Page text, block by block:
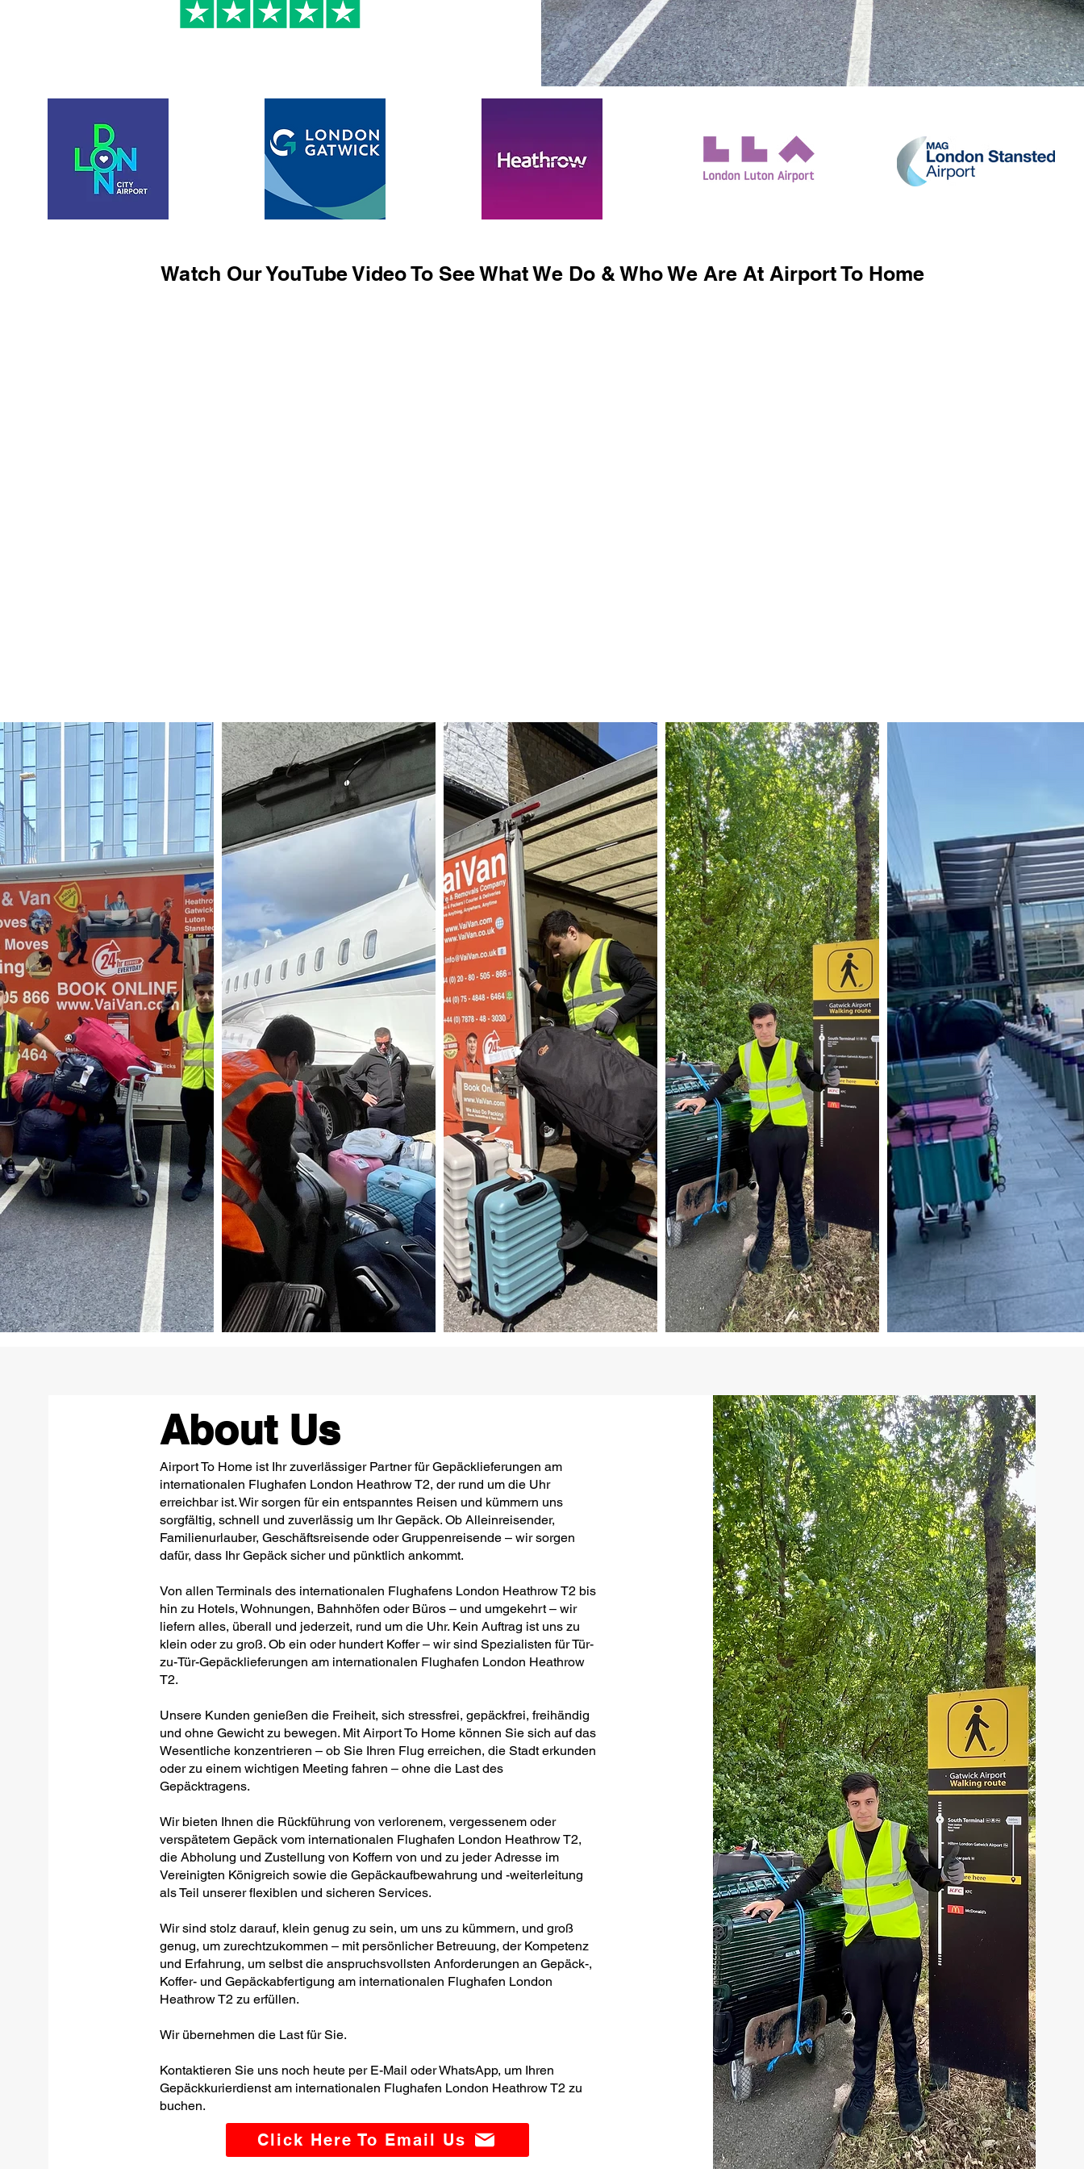
Watch Our YouTube Video To See What We Do & Who We Are At Airport To Home
About Us
Airport To Home ist Ihr zuverlässiger Partner für Gepäcklieferungen am
internationalen Flughafen London Heathrow T2, der rund um die Uhr
erreichbar ist. Wir sorgen für ein entspanntes Reisen und kümmern uns
sorgfältig, schnell und zuverlässig um Ihr Gepäck. Ob Alleinreisender,
Familienurlauber, Geschäftsreisende oder Gruppenreisende – wir sorgen
dafür, dass Ihr Gepäck sicher und pünktlich ankommt.
Von allen Terminals des internationalen Flughafens London Heathrow T2 bis
hin zu Hotels, Wohnungen, Bahnhöfen oder Büros – und umgekehrt – wir
liefern alles, überall und jederzeit, rund um die Uhr. Kein Auftrag ist uns zu
klein oder zu groß. Ob ein oder hundert Koffer – wir sind Spezialisten für Tür-
zu-Tür-Gepäcklieferungen am internationalen Flughafen London Heathrow
T2.
Unsere Kunden genießen die Freiheit, sich stressfrei, gepäckfrei, freihändig
und ohne Gewicht zu bewegen. Mit Airport To Home können Sie sich auf das
Wesentliche konzentrieren – ob Sie Ihren Flug erreichen, die Stadt erkunden
oder zu einem wichtigen Meeting fahren – ohne die Last des
Gepäcktragens.
Wir bieten Ihnen die Rückführung von verlorenem, vergessenem oder
verspätetem Gepäck vom internationalen Flughafen London Heathrow T2,
die Abholung und Zustellung von Koffern von und zu jeder Adresse im
Vereinigten Königreich sowie die Gepäckaufbewahrung und -weiterleitung
als Teil unserer flexiblen und sicheren Services.
Wir sind stolz darauf, klein genug zu sein, um uns zu kümmern, und groß
genug, um zurechtzukommen – mit persönlicher Betreuung, der Kompetenz
und Erfahrung, um selbst die anspruchsvollsten Anforderungen an Gepäck-,
Koffer- und Gepäckabfertigung am internationalen Flughafen London
Heathrow T2 zu erfüllen.
Wir übernehmen die Last für Sie.
Kontaktieren Sie uns noch heute per E-Mail oder WhatsApp, um Ihren
Gepäckkurierdienst am internationalen Flughafen London Heathrow T2 zu
buchen.
Click Here To Email Us